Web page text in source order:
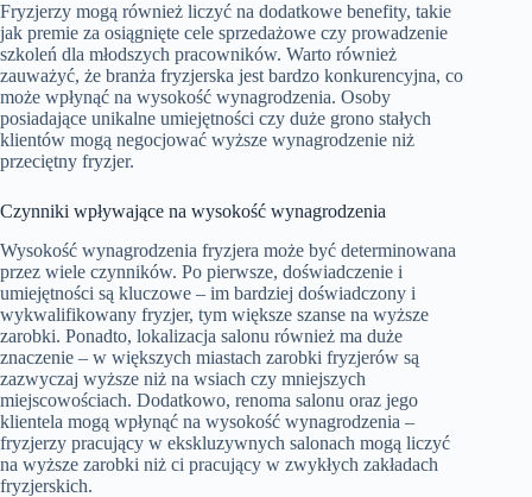
Fryzjerzy mogą również liczyć na dodatkowe benefity, takie
jak premie za osiągnięte cele sprzedażowe czy prowadzenie
szkoleń dla młodszych pracowników. Warto również
zauważyć, że branża fryzjerska jest bardzo konkurencyjna, co
może wpłynąć na wysokość wynagrodzenia. Osoby
posiadające unikalne umiejętności czy duże grono stałych
klientów mogą negocjować wyższe wynagrodzenie niż
przeciętny fryzjer.
Czynniki wpływające na wysokość wynagrodzenia
Wysokość wynagrodzenia fryzjera może być determinowana
przez wiele czynników. Po pierwsze, doświadczenie i
umiejętności są kluczowe – im bardziej doświadczony i
wykwalifikowany fryzjer, tym większe szanse na wyższe
zarobki. Ponadto, lokalizacja salonu również ma duże
znaczenie – w większych miastach zarobki fryzjerów są
zazwyczaj wyższe niż na wsiach czy mniejszych
miejscowościach. Dodatkowo, renoma salonu oraz jego
klientela mogą wpłynąć na wysokość wynagrodzenia –
fryzjerzy pracujący w ekskluzywnych salonach mogą liczyć
na wyższe zarobki niż ci pracujący w zwykłych zakładach
fryzjerskich.